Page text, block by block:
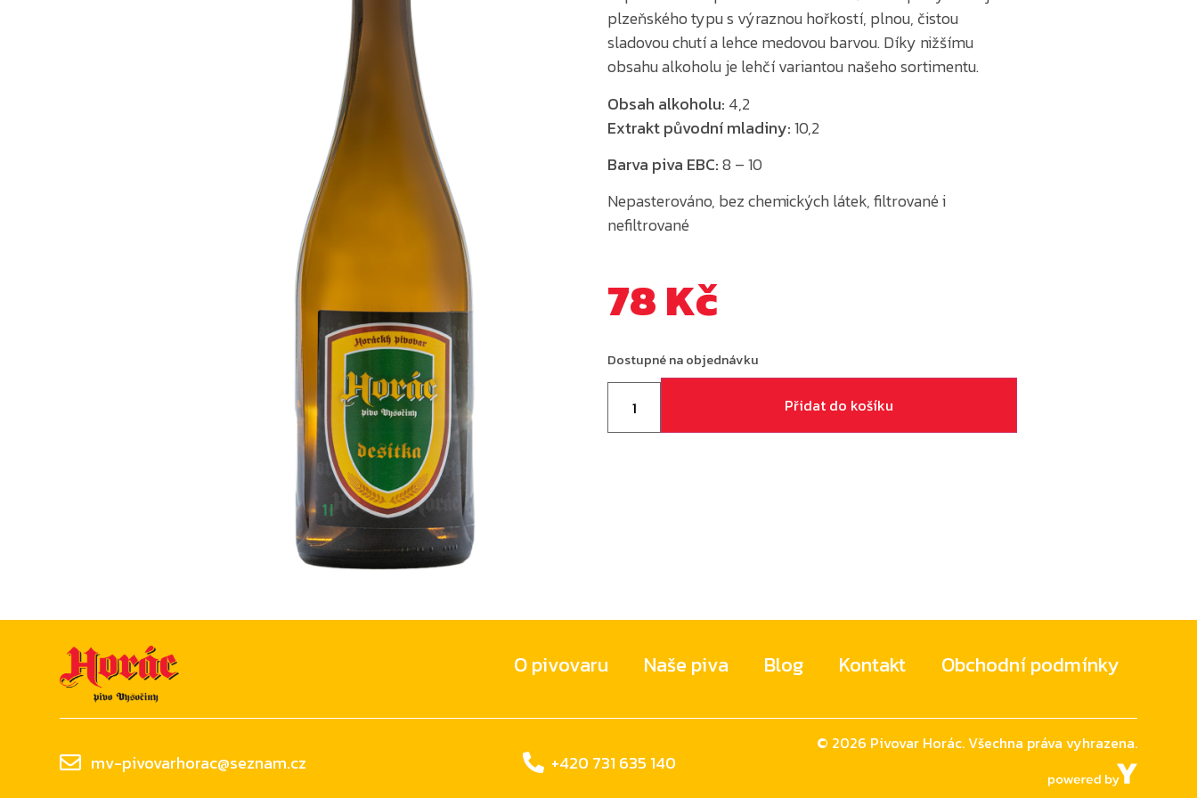
plzeňského typu s výraznou hořkostí, plnou, čistou
sladovou chutí a lehce medovou barvou. Díky nižšímu
obsahu alkoholu je lehčí variantou našeho sortimentu.
Obsah alkoholu: 4,2
Extrakt původní mladiny:10,2
Barva piva EBC:8 – 10
Nepasterováno, bez chemických látek, filtrované i
nefiltrované
78Kč
Dostupné na objednávku
Přidat do košíku
O pivovaru Naše piva Blog Kontakt Obchodní podmínky
mv-pivovarhorac@seznam.cz +420 731 635 140
© 2026 Pivovar Horác. Všechna práva vyhrazena.